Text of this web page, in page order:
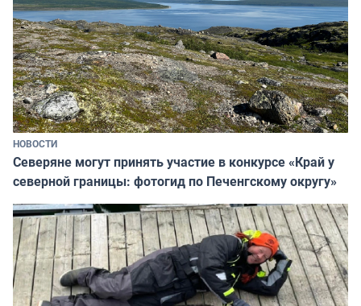
НОВОСТИ
Северяне могут принять участие в конкурсе «Край у
северной границы: фотогид по Печенгскому округу»